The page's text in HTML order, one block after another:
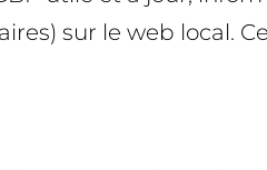
sur le web local.